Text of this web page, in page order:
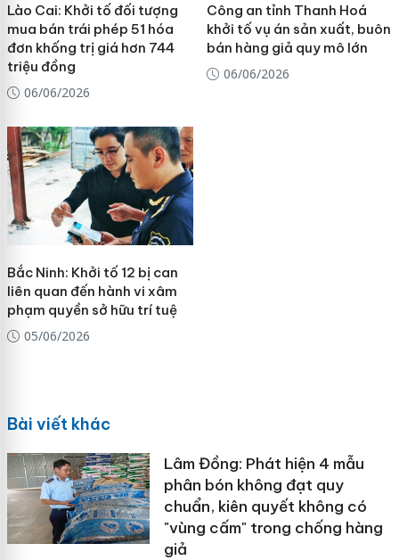
Lào Cai: Khởi tố đối tượng
mua bán trái phép 51 hóa
đơn khống trị giá hơn 744
triệu đồng
06/06/2026
Công an tỉnh Thanh Hoá
khởi tố vụ án sản xuất, buôn
bán hàng giả quy mô lớn
06/06/2026
Bắc Ninh: Khởi tố 12 bị can
liên quan đến hành vi xâm
phạm quyền sở hữu trí tuệ
05/06/2026
Bài viết khác
Lâm Đồng: Phát hiện 4 mẫu
phân bón không đạt quy
chuẩn, kiên quyết không có
"vùng cấm" trong chống hàng
giả